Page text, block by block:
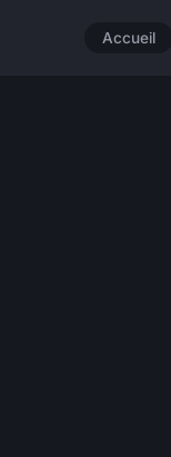
Accueil